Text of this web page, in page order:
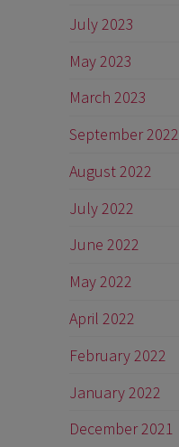
July 2023
May 2023
March 2023
September 2022
August 2022
July 2022
June 2022
May 2022
April 2022
February 2022
January 2022
December 2021